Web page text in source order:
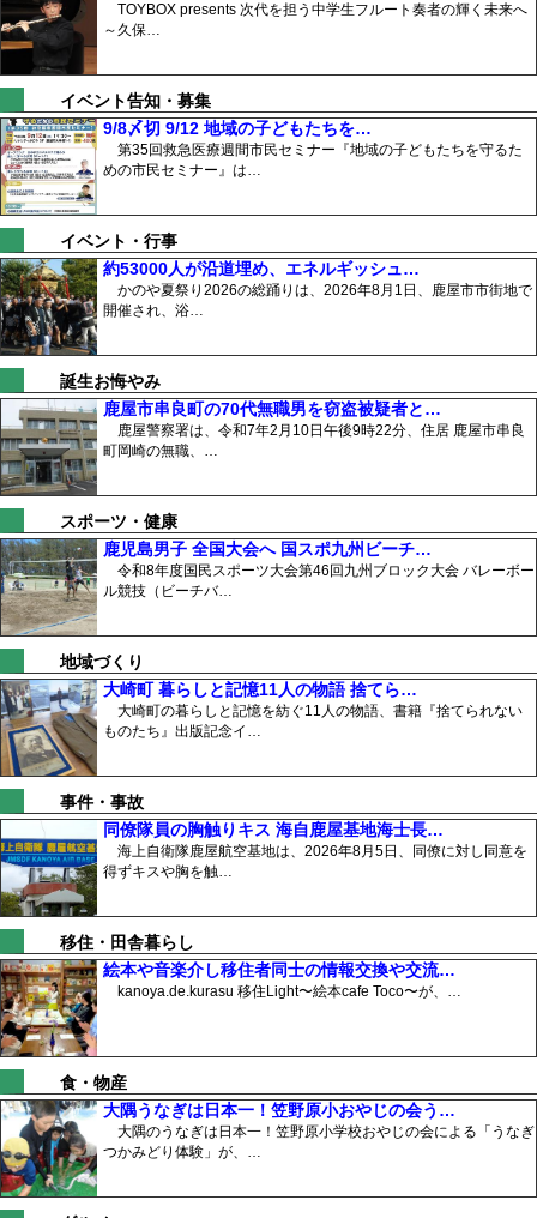
TOYBOX presents 次代を担う中学生フルート奏者の輝く未来へ
～久保…
イベント告知・募集
9/8〆切 9/12 地域の子どもたちを…
第35回救急医療週間市民セミナー『地域の子どもたちを守るた
めの市民セミナー』は…
イベント・行事
約53000人が沿道埋め、エネルギッシュ…
かのや夏祭り2026の総踊りは、2026年8月1日、鹿屋市市街地で
開催され、浴…
誕生お悔やみ
鹿屋市串良町の70代無職男を窃盗被疑者と…
鹿屋警察署は、令和7年2月10日午後9時22分、住居 鹿屋市串良
町岡崎の無職、…
スポーツ・健康
鹿児島男子 全国大会へ 国スポ九州ビーチ…
令和8年度国民スポーツ大会第46回九州ブロック大会 バレーボー
ル競技（ビーチバ…
地域づくり
大崎町 暮らしと記憶11人の物語 捨てら…
大崎町の暮らしと記憶を紡ぐ11人の物語、書籍『捨てられない
ものたち』出版記念イ…
事件・事故
同僚隊員の胸触りキス 海自鹿屋基地海士長…
海上自衛隊鹿屋航空基地は、2026年8月5日、同僚に対し同意を
得ずキスや胸を触…
移住・田舎暮らし
絵本や音楽介し移住者同士の情報交換や交流…
kanoya.de.kurasu 移住Light〜絵本cafe Toco〜が、…
食・物産
大隅うなぎは日本一！笠野原小おやじの会う…
大隅のうなぎは日本一！笠野原小学校おやじの会による「うなぎ
つかみどり体験」が、…